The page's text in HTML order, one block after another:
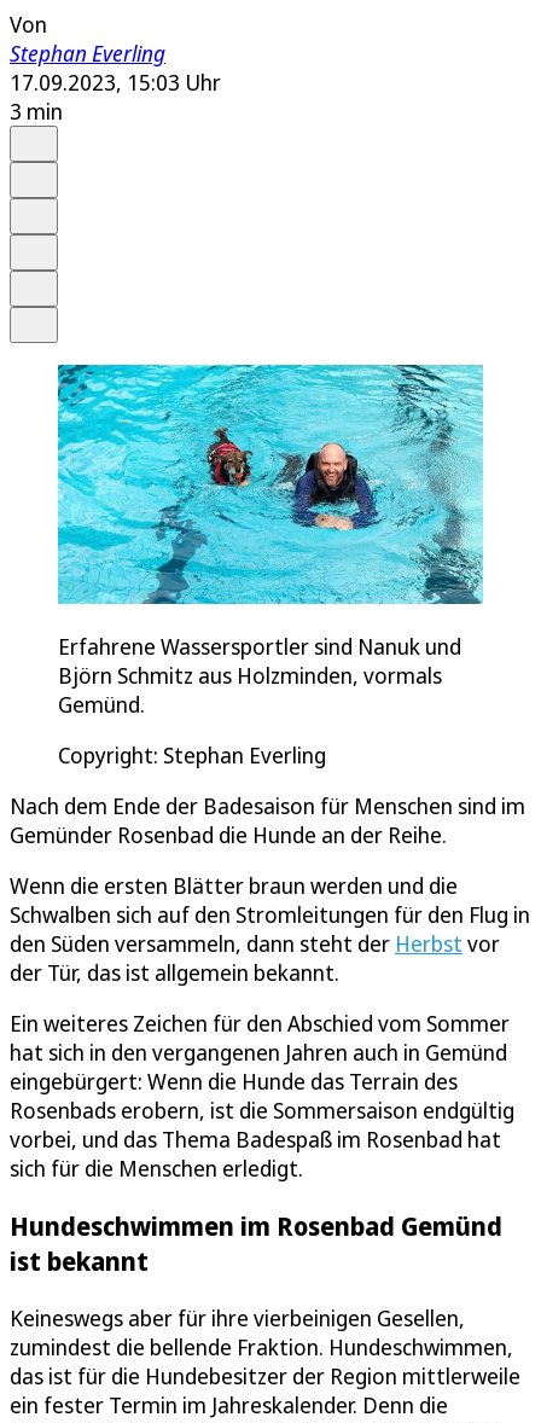
Von
Stephan Everling
17.09.2023, 15:03 Uhr
3 min
Erfahrene Wassersportler sind Nanuk und
Björn Schmitz aus Holzminden, vormals
Gemünd.
Copyright: Stephan Everling
Nach dem Ende der Badesaison für Menschen sind im
Gemünder Rosenbad die Hunde an der Reihe.
Wenn die ersten Blätter braun werden und die
Schwalben sich auf den Stromleitungen für den Flug in
den Süden versammeln, dann steht der Herbst vor
der Tür, das ist allgemein bekannt.
Ein weiteres Zeichen für den Abschied vom Sommer
hat sich in den vergangenen Jahren auch in Gemünd
eingebürgert: Wenn die Hunde das Terrain des
Rosenbads erobern, ist die Sommersaison endgültig
vorbei, und das Thema Badespaß im Rosenbad hat
sich für die Menschen erledigt.
Hundeschwimmen im Rosenbad Gemünd
ist bekannt
Keineswegs aber für ihre vierbeinigen Gesellen,
zumindest die bellende Fraktion. Hundeschwimmen,
das ist für die Hundebesitzer der Region mittlerweile
ein fester Termin im Jahreskalender. Denn die